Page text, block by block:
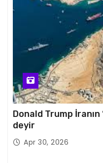
Donald Trump
deyir
Apr 30, 2026